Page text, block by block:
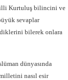
Kurtuluş bilincini ve
sevaplar
bilerek onlara
dünyasında
nasıl esir